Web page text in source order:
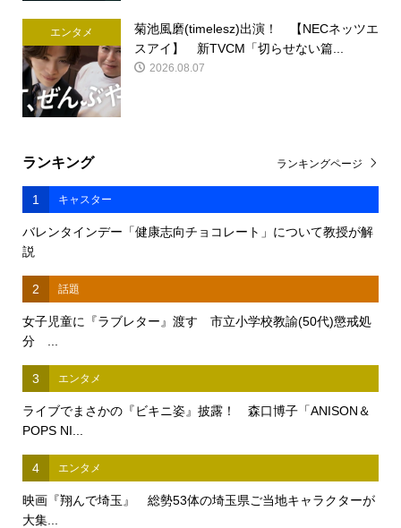
エンタメ
菊池風磨(timelesz)出演！ 【NECネッツエ
スアイ】 新TVCM「切らせない篇...
2026.08.07
ランキング
1 キャスター
バレンタインデー「健康志向チョコレート」について教授が解
説
2 話題
女子児童に『ラブレター』渡す 市立小学校教諭(50代)懲戒処
分 ...
3 エンタメ
ライブでまさかの『ビキニ姿』披露！ 森口博子「ANISON＆
POPS NI...
4 エンタメ
映画『翔んで埼玉』 総勢53体の埼玉県ご当地キャラクターが
大集...
ランキングページ